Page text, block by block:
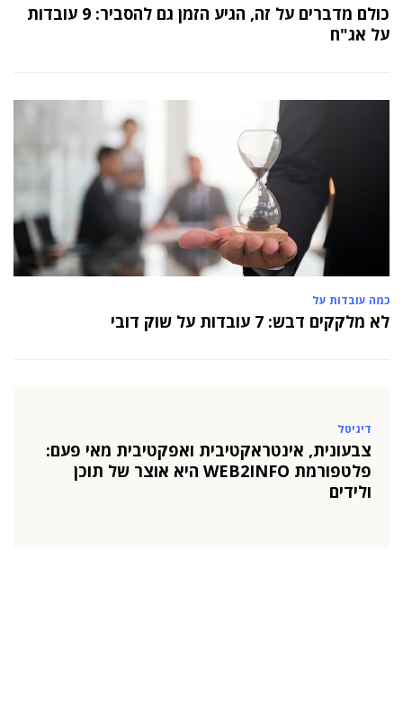
כולם מדברים על זה, הגיע הזמן גם להסביר: 9 עובדות
על אג"ח
כמה עובדות על
לא מלקקים דבש: 7 עובדות על שוק דובי
דיגיטל
צבעונית, אינטראקטיבית ואפקטיבית מאי פעם:
פלטפורמת WEB2INFO היא אוצר של תוכן
ולידים